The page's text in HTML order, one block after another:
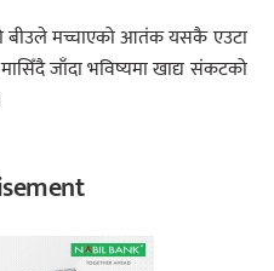
बीउले मच्चाएको आतंक यसकै एउटा
जाँदा भविष्यमा खाद्य संकटको